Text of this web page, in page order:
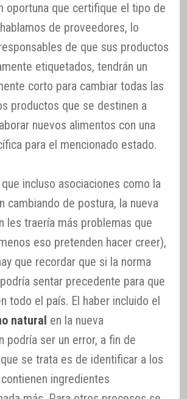
oportuna que certifique el tipo de
de proveedores, lo
de que sus productos
etiquetados, tendrán un
corto para cambiar todas las
productos que se destinen a
nuevos alimentos con una
para el mencionado estado.
incluso asociaciones como la
cambiando de postura, la nueva
les traería más problemas que
eso pretenden hacer creer),
que recordar que si la norma
sentar precedente para que
todo el país. El haber incluido el
natural en la nueva
podría ser un error, a fin de
se trata es de identificar a los
ingredientes